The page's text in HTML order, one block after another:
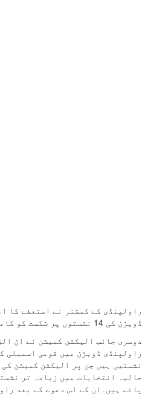
کے کمشنر نے استعفے کا
میں تبدیل کیا گیا ہے۔
جانب الیکشن کمیشن نے ان
ہیں جن پر الیکشن کمیشن کی
انتخابات میں زیادہ تر نشستوں